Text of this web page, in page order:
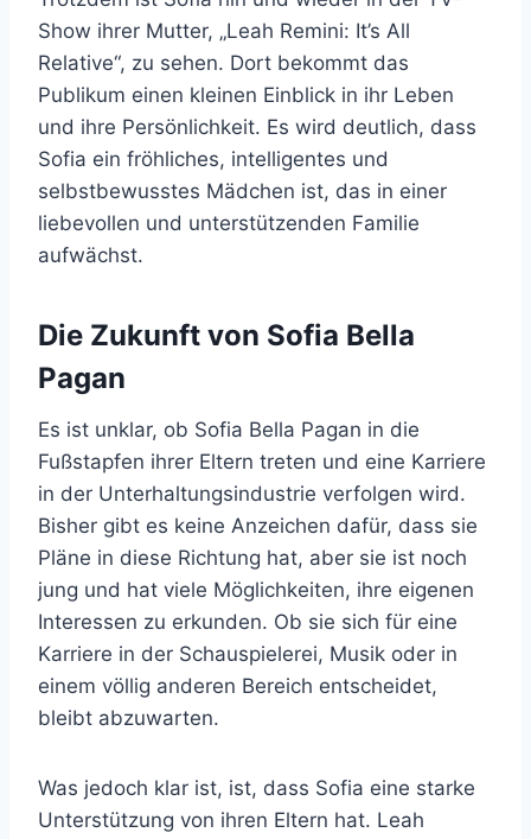
Show ihrer Mutter, „Leah Remini: It’s All
Relative“, zu sehen. Dort bekommt das
Publikum einen kleinen Einblick in ihr Leben
und ihre Persönlichkeit. Es wird deutlich, dass
Sofia ein fröhliches, intelligentes und
selbstbewusstes Mädchen ist, das in einer
liebevollen und unterstützenden Familie
aufwächst.
Die Zukunft von Sofia Bella
Pagan
Es ist unklar, ob Sofia Bella Pagan in die
Fußstapfen ihrer Eltern treten und eine Karriere
in der Unterhaltungsindustrie verfolgen wird.
Bisher gibt es keine Anzeichen dafür, dass sie
Pläne in diese Richtung hat, aber sie ist noch
jung und hat viele Möglichkeiten, ihre eigenen
Interessen zu erkunden. Ob sie sich für eine
Karriere in der Schauspielerei, Musik oder in
einem völlig anderen Bereich entscheidet,
bleibt abzuwarten.
Was jedoch klar ist, ist, dass Sofia eine starke
Unterstützung von ihren Eltern hat. Leah